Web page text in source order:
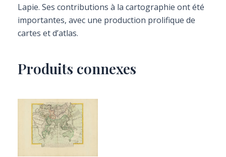
Lapie. Ses contributions à la cartographie ont été
importantes, avec une production prolifique de
cartes et d’atlas.
Produits connexes